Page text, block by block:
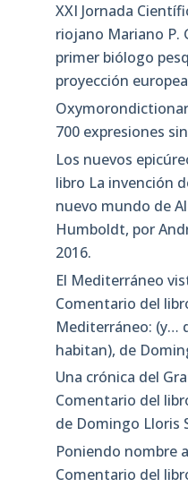
XXI Jornada
riojano Mariano P.
primer biólogo
proyección europea
700 expresiones
Los nuevos
libro La invención
nuevo mundo de
Humboldt, por
2016.
El Mediterráneo
Comentario del
Mediterráneo: (y…
habitan), de
Una crónica del
Comentario del
de Domingo Lloris
Poniendo nombre
Comentario del